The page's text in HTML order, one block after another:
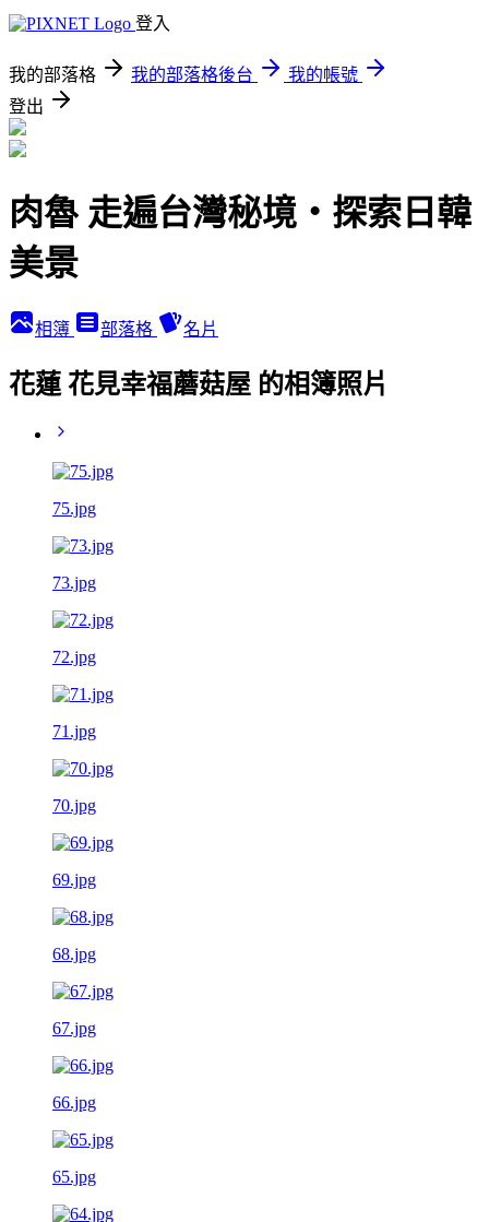
登入
我的部落格 我的部落格後台
我的帳號
登出
肉魯 走遍台灣秘境・探索日韓
美景
相簿 部落格 名片
花蓮 花見幸福蘑菇屋 的相簿照片
75.jpg
73.jpg
72.jpg
71.jpg
70.jpg
69.jpg
68.jpg
67.jpg
66.jpg
65.jpg